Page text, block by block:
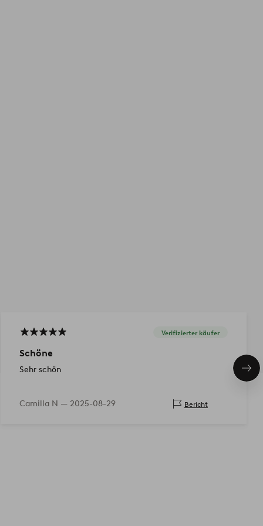
Verifizierter käufer
Schöne
Sehr schön
Camilla N — 2025-08-29 Bericht